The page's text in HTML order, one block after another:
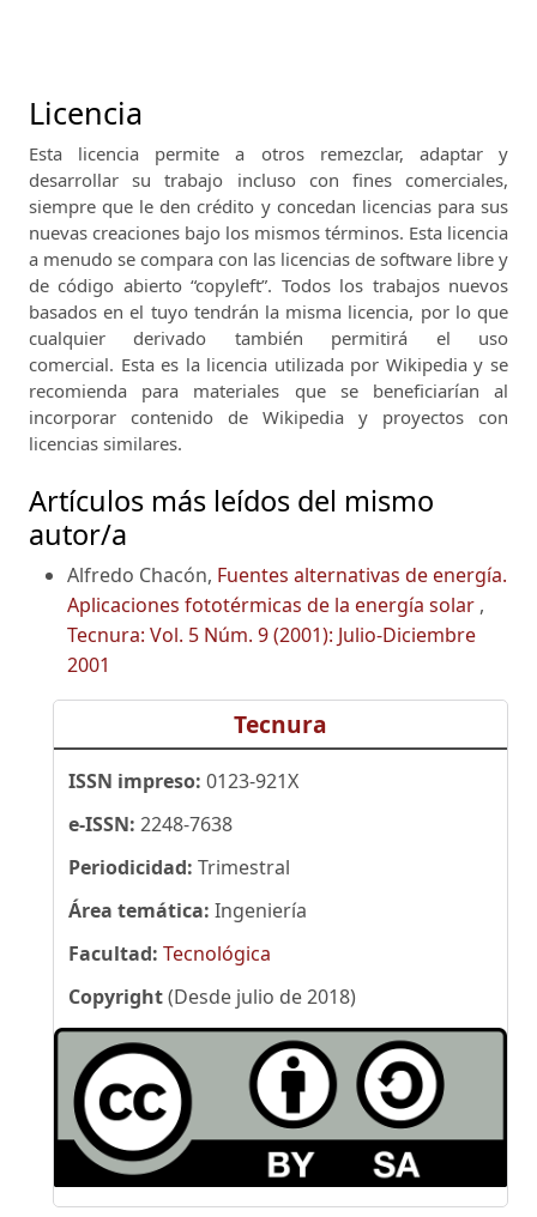
Licencia
Esta licencia permite a otros remezclar, adaptar y
desarrollar su trabajo incluso con fines comerciales,
siempre que le den crédito y concedan licencias para sus
nuevas creaciones bajo los mismos términos. Esta licencia
a menudo se compara con las licencias de software libre y
de código abierto “copyleft”. Todos los trabajos nuevos
basados ​​en el tuyo tendrán la misma licencia, por lo que
cualquier derivado también permitirá el uso
comercial. Esta es la licencia utilizada por Wikipedia y se
recomienda para materiales que se beneficiarían al
incorporar contenido de Wikipedia y proyectos con
licencias similares.
Artículos más leídos del mismo
autor/a
Alfredo Chacón, Fuentes alternativas de energía.
Aplicaciones fototérmicas de la energía solar ,
Tecnura: Vol. 5 Núm. 9 (2001): Julio-Diciembre
2001
Tecnura
ISSN impreso: 0123-921X
e-ISSN: 2248-7638
Periodicidad: Trimestral
Área temática: Ingeniería
Facultad: Tecnológica
Copyright(Desde julio de 2018)